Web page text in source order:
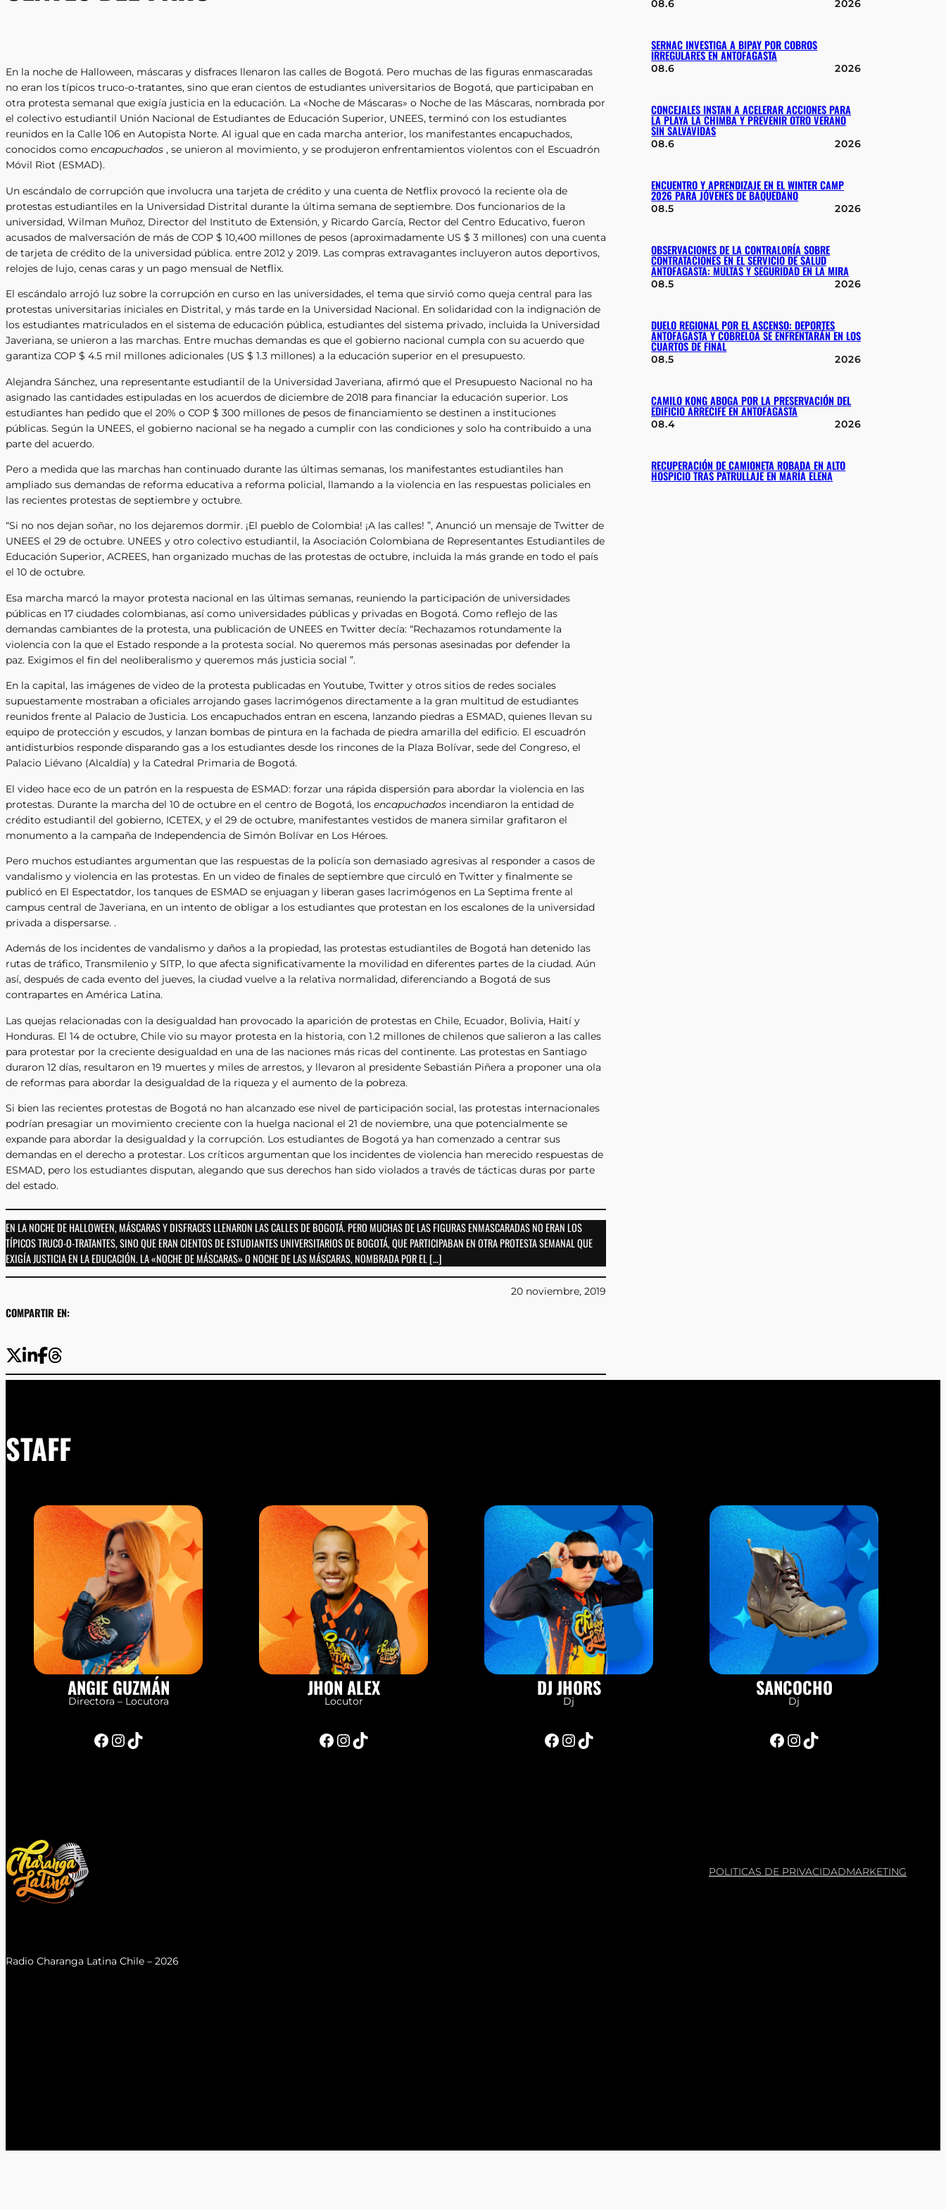
En la noche de Halloween, máscaras y disfraces llenaron las calles de Bogotá. Pero muchas de las figuras enmascaradas
no eran los típicos truco-o-tratantes, sino que eran cientos de estudiantes universitarios de Bogotá, que participaban en
otra protesta semanal que exigía justicia en la educación. La «Noche de Máscaras» o Noche de las Máscaras, nombrada por
el colectivo estudiantil Unión Nacional de Estudiantes de Educación Superior, UNEES, terminó con los estudiantes
reunidos en la Calle 106 en Autopista Norte. Al igual que en cada marcha anterior, los manifestantes encapuchados,
conocidos como encapuchados , se unieron al movimiento, y se produjeron enfrentamientos violentos con el Escuadrón
Móvil Riot (ESMAD).
Un escándalo de corrupción que involucra una tarjeta de crédito y una cuenta de Netflix provocó la reciente ola de
protestas estudiantiles en la Universidad Distrital durante la última semana de septiembre. Dos funcionarios de la
universidad, Wilman Muñoz, Director del Instituto de Extensión, y Ricardo García, Rector del Centro Educativo, fueron
acusados ​​de malversación de más de COP $ 10,400 millones de pesos (aproximadamente US $ 3 millones) con una cuenta
de tarjeta de crédito de la universidad pública. entre 2012 y 2019. Las compras extravagantes incluyeron autos deportivos,
relojes de lujo, cenas caras y un pago mensual de Netflix.
El escándalo arrojó luz sobre la corrupción en curso en las universidades, el tema que sirvió como queja central para las
protestas universitarias iniciales en Distrital, y más tarde en la Universidad Nacional. En solidaridad con la indignación de
los estudiantes matriculados en el sistema de educación pública, estudiantes del sistema privado, incluida la Universidad
Javeriana, se unieron a las marchas. Entre muchas demandas es que el gobierno nacional cumpla con su acuerdo que
garantiza COP $ 4.5 mil millones adicionales (US $ 1.3 millones) a la educación superior en el presupuesto.
Alejandra Sánchez, una representante estudiantil de la Universidad Javeriana, afirmó que el Presupuesto Nacional no ha
asignado las cantidades estipuladas en los acuerdos de diciembre de 2018 para financiar la educación superior. Los
estudiantes han pedido que el 20% o COP $ 300 millones de pesos de financiamiento se destinen a instituciones
públicas. Según la UNEES, el gobierno nacional se ha negado a cumplir con las condiciones y solo ha contribuido a una
parte del acuerdo.
Pero a medida que las marchas han continuado durante las últimas semanas, los manifestantes estudiantiles han
ampliado sus demandas de reforma educativa a reforma policial, llamando a la violencia en las respuestas policiales en
las recientes protestas de septiembre y octubre.
“Si no nos dejan soñar, no los dejaremos dormir. ¡El pueblo de Colombia! ¡A las calles! ”, Anunció un mensaje de Twitter de
UNEES el 29 de octubre. UNEES y otro colectivo estudiantil, la Asociación Colombiana de Representantes Estudiantiles de
Educación Superior, ACREES, han organizado muchas de las protestas de octubre, incluida la más grande en todo el país
el 10 de octubre.
Esa marcha marcó la mayor protesta nacional en las últimas semanas, reuniendo la participación de universidades
públicas en 17 ciudades colombianas, así como universidades públicas y privadas en Bogotá. Como reflejo de las
demandas cambiantes de la protesta, una publicación de UNEES en Twitter decía: “Rechazamos rotundamente la
violencia con la que el Estado responde a la protesta social. No queremos más personas asesinadas por defender la
paz. Exigimos el fin del neoliberalismo y queremos más justicia social ”.
En la capital, las imágenes de video de la protesta publicadas en Youtube, Twitter y otros sitios de redes sociales
supuestamente mostraban a oficiales arrojando gases lacrimógenos directamente a la gran multitud de estudiantes
reunidos frente al Palacio de Justicia. Los encapuchados entran en escena, lanzando piedras a ESMAD, quienes llevan su
equipo de protección y escudos, y lanzan bombas de pintura en la fachada de piedra amarilla del edificio. El escuadrón
antidisturbios responde disparando gas a los estudiantes desde los rincones de la Plaza Bolívar, sede del Congreso, el
Palacio Liévano (Alcaldía) y la Catedral Primaria de Bogotá.
El video hace eco de un patrón en la respuesta de ESMAD: forzar una rápida dispersión para abordar la violencia en las
protestas. Durante la marcha del 10 de octubre en el centro de Bogotá, los encapuchados incendiaron la entidad de
crédito estudiantil del gobierno, ICETEX, y el 29 de octubre, manifestantes vestidos de manera similar grafitaron el
monumento a la campaña de Independencia de Simón Bolívar en Los Héroes.
Pero muchos estudiantes argumentan que las respuestas de la policía son demasiado agresivas al responder a casos de
vandalismo y violencia en las protestas. En un video de finales de septiembre que circuló en Twitter y finalmente se
publicó en El Espectatdor, los tanques de ESMAD se enjuagan y liberan gases lacrimógenos en La Septima frente al
campus central de Javeriana, en un intento de obligar a los estudiantes que protestan en los escalones de la universidad
privada a dispersarse. .
Además de los incidentes de vandalismo y daños a la propiedad, las protestas estudiantiles de Bogotá han detenido las
rutas de tráfico, Transmilenio y SITP, lo que afecta significativamente la movilidad en diferentes partes de la ciudad. Aún
así, después de cada evento del jueves, la ciudad vuelve a la relativa normalidad, diferenciando a Bogotá de sus
contrapartes en América Latina.
Las quejas relacionadas con la desigualdad han provocado la aparición de protestas en Chile, Ecuador, Bolivia, Haití y
Honduras. El 14 de octubre, Chile vio su mayor protesta en la historia, con 1.2 millones de chilenos que salieron a las calles
para protestar por la creciente desigualdad en una de las naciones más ricas del continente. Las protestas en Santiago
duraron 12 días, resultaron en 19 muertes y miles de arrestos, y llevaron al presidente Sebastián Piñera a proponer una ola
de reformas para abordar la desigualdad de la riqueza y el aumento de la pobreza.
Si bien las recientes protestas de Bogotá no han alcanzado ese nivel de participación social, las protestas internacionales
podrían presagiar un movimiento creciente con la huelga nacional el 21 de noviembre, una que potencialmente se
expande para abordar la desigualdad y la corrupción. Los estudiantes de Bogotá ya han comenzado a centrar sus
demandas en el derecho a protestar. Los críticos argumentan que los incidentes de violencia han merecido respuestas de
ESMAD, pero los estudiantes disputan, alegando que sus derechos han sido violados a través de tácticas duras por parte
del estado.
EN LA NOCHE DE HALLOWEEN, MÁSCARAS Y DISFRACES LLENARON LAS CALLES DE BOGOTÁ. PERO MUCHAS DE LAS FIGURAS ENMASCARADAS NO ERAN LOS
TÍPICOS TRUCO-O-TRATANTES, SINO QUE ERAN CIENTOS DE ESTUDIANTES UNIVERSITARIOS DE BOGOTÁ, QUE PARTICIPABAN EN OTRA PROTESTA SEMANAL QUE
EXIGÍA JUSTICIA EN LA EDUCACIÓN. LA «NOCHE DE MÁSCARAS» O NOCHE DE LAS MÁSCARAS, NOMBRADA POR EL […]
COMPARTIR EN:
20 noviembre, 2019
08.6 2026
SERNAC INVESTIGA A BIPAY POR COBROS
IRREGULARES EN ANTOFAGASTA
08.6 2026
CONCEJALES INSTAN A ACELERAR ACCIONES PARA
LA PLAYA LA CHIMBA Y PREVENIR OTRO VERANO
SIN SALVAVIDAS
08.6 2026
ENCUENTRO Y APRENDIZAJE EN EL WINTER CAMP
2026 PARA JÓVENES DE BAQUEDANO
08.5 2026
OBSERVACIONES DE LA CONTRALORÍA SOBRE
CONTRATACIONES EN EL SERVICIO DE SALUD
ANTOFAGASTA: MULTAS Y SEGURIDAD EN LA MIRA
08.5 2026
DUELO REGIONAL POR EL ASCENSO: DEPORTES
ANTOFAGASTA Y COBRELOA SE ENFRENTARÁN EN LOS
CUARTOS DE FINAL
08.5 2026
CAMILO KONG ABOGA POR LA PRESERVACIÓN DEL
EDIFICIO ARRECIFE EN ANTOFAGASTA
08.4 2026
RECUPERACIÓN DE CAMIONETA ROBADA EN ALTO
HOSPICIO TRAS PATRULLAJE EN MARÍA ELENA
STAFF
ANGIE GUZMÁN
Directora – Locutora
Facebook InstagramTikTok
JHON ALEX
Locutor
Facebook InstagramTikTok
DJ JHORS
Dj
Facebook InstagramTikTok
SANCOCHO
Dj
Facebook InstagramTikTok
POLITICAS DE PRIVACIDADMARKETING
Radio Charanga Latina Chile – 2026